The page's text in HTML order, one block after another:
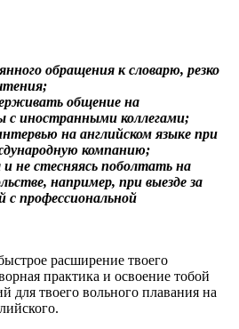
обращения к словарю, резко
общение на
с иностранными коллегами;
на английском языке при
компанию;
и не стесняясь поболтать на
например, при выезде за
с профессиональной
расширение твоего
практика и освоение тобой
для твоего вольного плавания на